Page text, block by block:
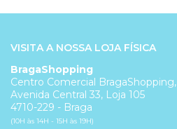
VISITA A NOSSA LOJA FÍSICA
BragaShopping
Centro Comercial BragaShopping,
Avenida Central 33, Loja 105
4710-229 - Braga
(10H às 14H - 15H às 19H)